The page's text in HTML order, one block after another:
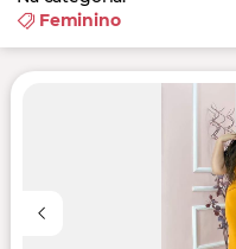
Feminino